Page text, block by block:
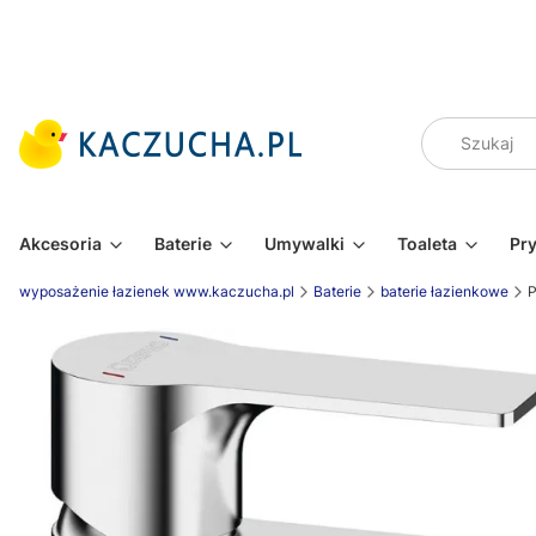
Akcesoria Baterie Umywalki Toaleta
wyposażenie łazienek www.kaczucha.pl Baterie baterie łazienkowe